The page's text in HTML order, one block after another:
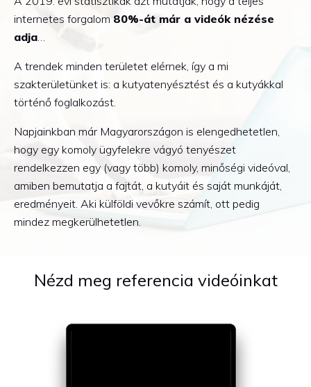
internetes forgalom 80%-át már a videók nézése
adja
A trendek minden területet elérnek, így a mi
szakterületünket is: a kutyatenyésztést és a kutyákkal
történő foglalkozást.
Napjainkban már Magyarországon is elengedhetetlen,
hogy egy komoly ügyfelekre vágyó tenyészet
rendelkezzen egy (vagy több) komoly, minőségi videóval,
amiben bemutatja a fajtát, a kutyáit és saját munkáját,
eredményeit. Aki külföldi vevőkre számít, ott pedig
mindez megkerülhetetlen.
Nézd meg referencia videóinkat